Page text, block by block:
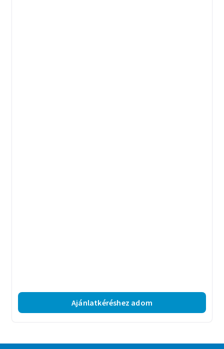
Ajánlatkéréshez adom